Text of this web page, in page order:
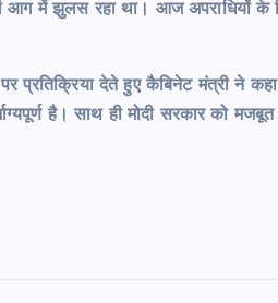
में झुलस रहा था। आज अपराधियों के
प्रतिक्रिया देते हुए कैबिनेट मंत्री ने
है। साथ ही मोदी सरकार को